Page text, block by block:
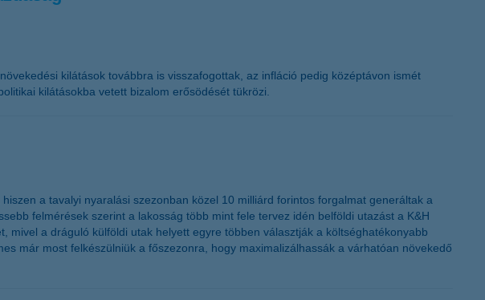
kilátások továbbra is visszafogottak, az infláció pedig középtávon ismét
kilátásokba vetett bizalom erősödését tükrözi.
a tavalyi nyaralási szezonban közel 10 milliárd forintos forgalmat generáltak a
felmérések szerint a lakosság több mint fele tervez idén belföldi utazást a K&H
a dráguló külföldi utak helyett egyre többen választják a költséghatékonyabb
már most felkészülniük a főszezonra, hogy maximalizálhassák a várhatóan növekedő